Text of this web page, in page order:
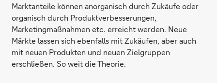
Marktanteile können anorganisch durch Zukäufe oder
organisch durch Produktverbesserungen,
Marketingmaßnahmen etc. erreicht werden. Neue
Märkte lassen sich ebenfalls mit Zukäufen, aber auch
mit neuen Produkten und neuen Zielgruppen
erschließen. So weit die Theorie.